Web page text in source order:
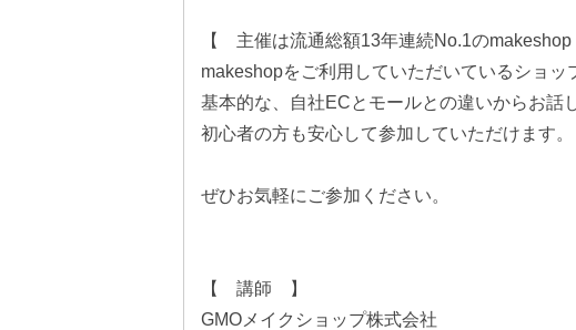
【 主催は流通総額13年連続No.1の
makeshopをご利用していただいているショッ
基本的な、自社ECとモールとの違いからお話
初心者の方も安心して参加していただけます。
ぜひお気軽にご参加ください。
【 講師 】
GMOメイクショップ株式会社